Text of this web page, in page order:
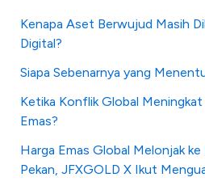
Kenapa Aset Berwujud Masih
Digital?
Siapa Sebenarnya yang
Ketika Konflik Global Meningkat
Emas?
Harga Emas Global Melonjak
Pekan, JFXGOLD X Ikut